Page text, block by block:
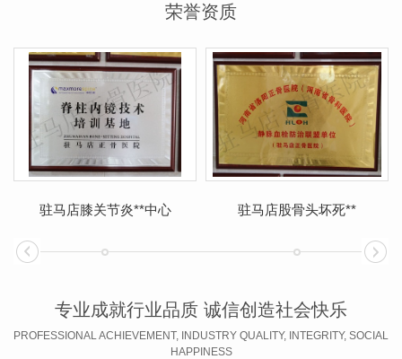
荣誉资质
驻马店膝关节炎**中心 驻马店股骨头坏死**
专业成就行业品质 诚信创造社会快乐
PROFESSIONAL ACHIEVEMENT, INDUSTRY QUALITY, INTEGRITY, SOCIAL
HAPPINESS